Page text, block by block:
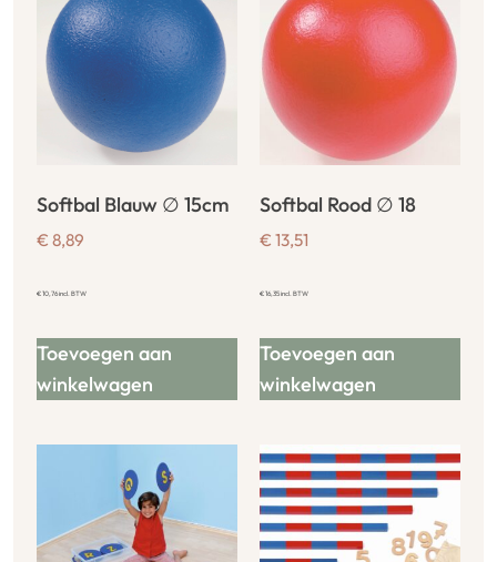
Softbal Blauw ∅ 15cm
€ 8,89
€10,76incl. BTW
Toevoegen aan
winkelwagen
Softbal Rood ∅ 18
€ 13,51
€16,35incl. BTW
Toevoegen aan
winkelwagen